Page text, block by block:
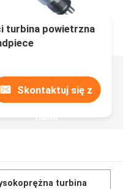
turbina powietrzna
Skontaktuj się z
nami
turbina